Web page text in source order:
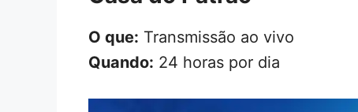
O que: Transmissão ao vivo
Quando: 24 horas por dia